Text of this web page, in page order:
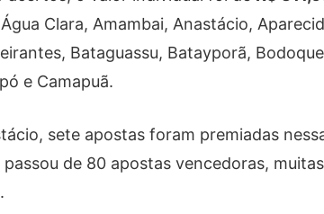
Clara, Amambai, Anastácio,
Bataguassu, Batayporã,
e Camapuã.
sete apostas foram premiadas
de 80 apostas vencedoras,